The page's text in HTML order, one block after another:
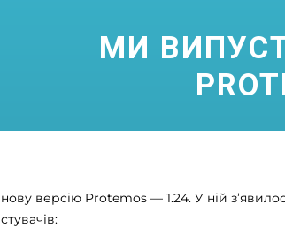
МИ
версію Protemos — 1.24. У ній